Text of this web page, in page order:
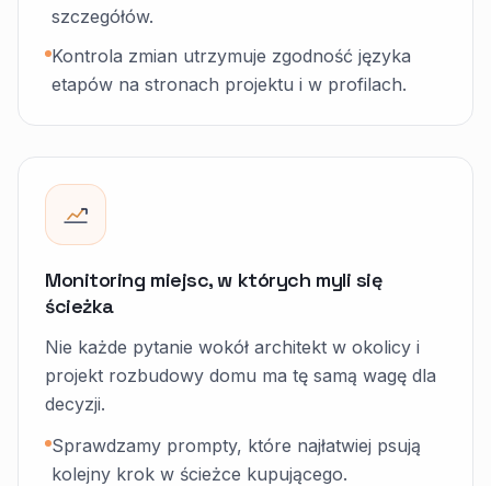
szczegółów.
Kontrola zmian utrzymuje zgodność języka
etapów na stronach projektu i w profilach.
Monitoring miejsc, w których myli się
ścieżka
Nie każde pytanie wokół architekt w okolicy i
projekt rozbudowy domu ma tę samą wagę dla
decyzji.
Sprawdzamy prompty, które najłatwiej psują
kolejny krok w ścieżce kupującego.